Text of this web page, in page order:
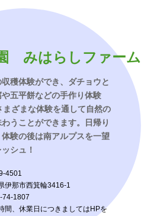
みはらしファーム
穫体験ができ、ダチョウと
五平餅などの手作り体験
まざまな体験を通して自然の
うことができます。日帰り
験の後は南アルプスを一望
シュ！
4501
伊那市西箕輪3416-1
74-1807
間、休業日につきましてはHPを